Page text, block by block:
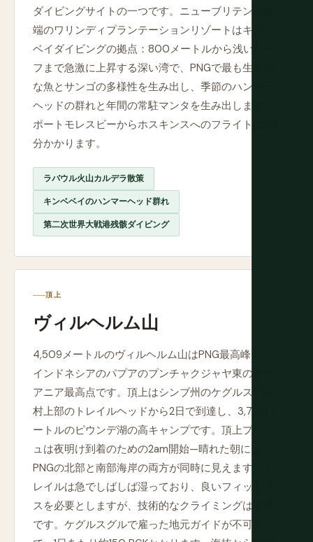
ダイビングサイトの一つです。ニューブリテンの西
端のワリンディプランテーションリゾートはキンベ
ベイダイビングの拠点：800メートルから浅いリー
フまで急激に上昇する深い湾で、PNGで最も生産的
な魚とサンゴの多様性を生み出し、季節のハンマー
ヘッドの群れと年間の常駐マンタを生み出します。
ポートモレスビーからホスキンスへのフライトは90
分かかります。
ラバウル火山カルデラ散策
キンベベイのハンマーヘッド群れ
第二次世界大戦港残骸ダイビング
頂上
ヴィルヘルム山
4,509メートルのヴィルヘルム山はPNG最高峰で、
インドネシアのパプアのプンチャクジャヤ東のオセ
アニア最高点です。頂上はシンブ州のケグルスグル
村上部のトレイルヘッドから2日で到達し、3,700メ
ートルのピウンデ湖の高キャンプです。頂上プッシ
ュは夜明け到着のための2am開始—晴れた朝には
PNGの北部と南部海岸の両方が同時に見えます。ト
レイルは急でしばしば湿っており、良いフィットネ
スを必要としますが、技術的なクライミングは不要
です。ケグルスグルで雇った地元ガイドが不可欠